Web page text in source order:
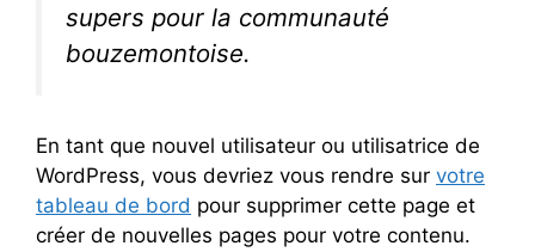
supers pour la communauté
bouzemontoise.
En tant que nouvel utilisateur ou utilisatrice de
WordPress, vous devriez vous rendre sur votre
tableau de bord pour supprimer cette page et
créer de nouvelles pages pour votre contenu.